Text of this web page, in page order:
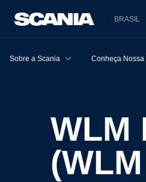
BRASIL
Sobre a Scania Conheça Nossa
WLM Part e Com de Máq e Veículos S.A.